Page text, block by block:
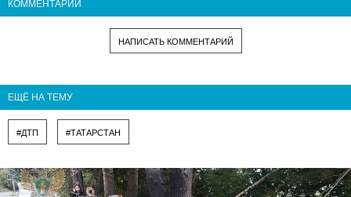
КОММЕНТАРИИ
НАПИСАТЬ КОММЕНТАРИЙ
ЕЩЁ НА ТЕМУ
#ДТП #ТАТАРСТАН